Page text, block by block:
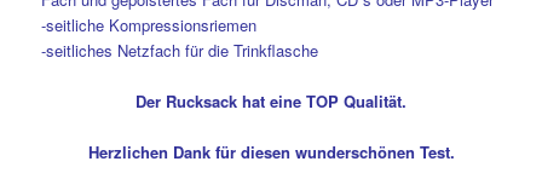
-seitliche Kompressionsriemen
-seitliches Netzfach für die Trinkflasche
Der Rucksack hat eine TOP Qualität.
Herzlichen Dank für diesen wunderschönen Test.